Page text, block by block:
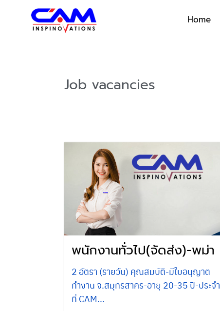
Home
Job vacancies
พนักงานทั่วไป(จัดส่ง)-พม่า
2 อัตรา (รายวัน) คุณสมบัติ-มีใบอนุญาต
ทำงาน จ.สมุทรสาคร-อายุ 20-35 ปี-ประจำ
ที่ CAM...